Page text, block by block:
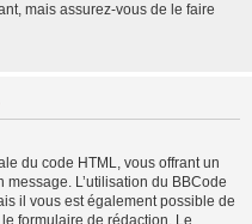
mais assurez-vous de le faire
du code HTML, vous offrant un
L’utilisation du BBCode
il vous est également possible de
formulaire de rédaction. Le